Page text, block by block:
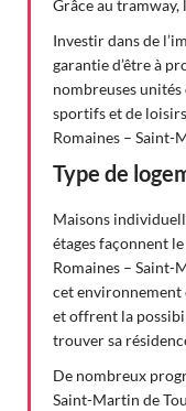
Grâce au tramway,
Investir dans de
garantie d’être à
nombreuses unités
sportifs et de
Romaines – Saint-
Type de
Maisons
étages façonnent
Romaines – Saint-
cet environnement
et offrent la
trouver sa
De nombreux
Saint-Martin de